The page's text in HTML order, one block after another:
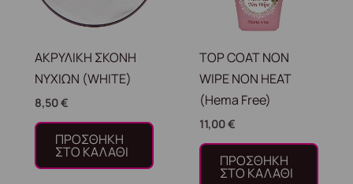
ΑΚΡΥΛΙΚΗ ΣΚΟΝΗ
ΝΥΧΙΩΝ (WHITE)
8,50€
ΠΡΟΣΘΉΚΗ
ΣΤΟ ΚΑΛΆΘΙ
TOP COAT NON
WIPE NON HEAT
(Hema Free)
11,00€
ΠΡΟΣΘΉΚΗ
ΣΤΟ ΚΑΛΆΘΙ